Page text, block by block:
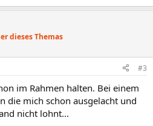
dieses Themas
#3
im Rahmen halten. Bei einem
die mich schon ausgelacht und
nicht lohnt...